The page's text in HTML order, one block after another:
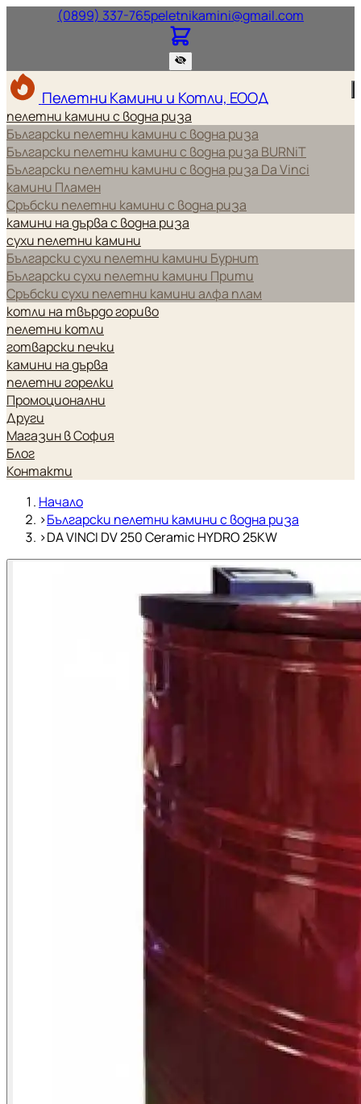
(0899) 337-765Нашият телефонен номер.
peletnikamini@gmail.com
Пелетни Камини и Котли, ЕООД
пелетни камини с водна риза
Български пелетни камини с водна риза
Български пелетни камини с водна риза BURNiT
Български пелетни камини с водна риза Da Vinci
камини Пламен
Сръбски пелетни камини с водна риза
камини на дърва с водна риза
сухи пелетни камини
Български сухи пелетни камини Бурнит
Български сухи пелетни камини Прити
Сръбски сухи пелетни камини алфа плам
котли на твърдо гориво
пелетни котли
готварски печки
камини на дърва
пелетни горелки
Промоционални
Други
Магазин в София
Блог
Контакти
Начало
›Български пелетни камини с водна риза
›DA VINCI DV 250 Ceramic HYDRO 25KW